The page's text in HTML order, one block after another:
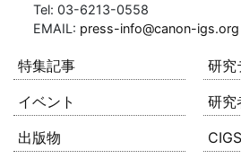
Tel: 03-6213-0558
EMAIL: press-info@canon-igs.org
特集記事
研究
イベント
研究
出版物